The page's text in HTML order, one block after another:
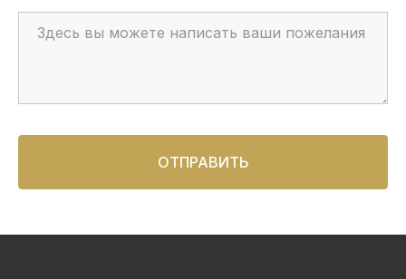
ОТПРАВИТЬ